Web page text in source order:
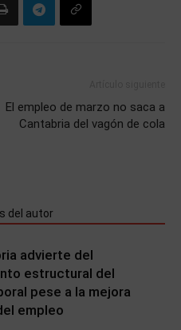
El empleo de marzo no saca a
Cantabria del vagón de cola
del autor
advierte del
estructural del
pese a la mejora
empleo